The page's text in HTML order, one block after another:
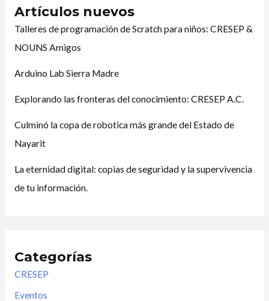
Artículos nuevos
Talleres de programación de Scratch para niños: CRESEP &
NOUNS Amigos
Arduino Lab Sierra Madre
Explorando las fronteras del conocimiento: CRESEP A.C.
Culminó la copa de robotica más grande del Estado de
Nayarit
La eternidad digital: copias de seguridad y la supervivencia
de tu información.
Categorías
CRESEP
Eventos